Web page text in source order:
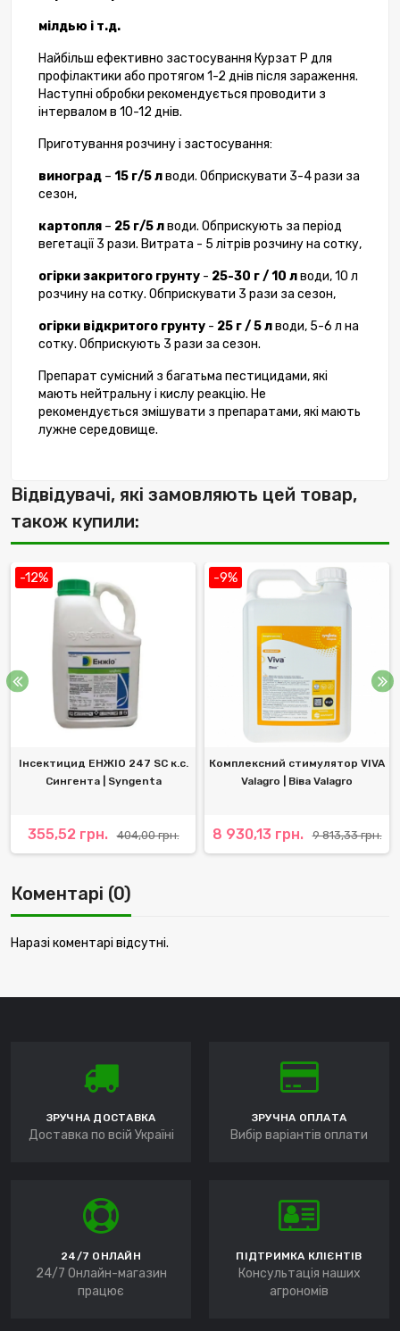
мілдью і т.д.
Найбільш ефективно застосування Курзат Р для
профілактики або протягом 1-2 днів після зараження.
Наступні обробки рекомендується проводити з
інтервалом в 10-12 днів.
Приготування розчину і застосування:
виноград – 15 г/5 лводи. Обприскувати 3-4 рази за
сезон,
картопля – 25 г/5 лводи. Обприскують за період
вегетації 3 рази. Витрата - 5 літрів розчину на сотку,
огірки закритого грунту - 25-30 г / 10 лводи, 10 л
розчину на сотку. Обприскувати 3 рази за сезон,
огірки відкритого грунту - 25 г / 5 лводи, 5-6 л на
сотку. Обприскують 3 рази за сезон.
Препарат сумісний з багатьма пестицидами, які
мають нейтральну і кислу реакцію. Не
рекомендується змішувати з препаратами, які мають
лужне середовище.
Відвідувачі, які замовляють цей товар,
також купили:
-12%
Інсектицид ЕНЖІО 247 SC к.с.
Сингента | Syngenta
355,52 грн. 404,00 грн.
-9%
Комплексний стимулятор VIVA
Valagro | Віва Valagro
8 930,13 грн. 9 813,33 грн.
Коментарі (0)
Наразі коментарі відсутні.
ЗРУЧНА ДОСТАВКА
Доставка по всій Україні
ЗРУЧНА ОПЛАТА
Вибір варіантів оплати
24/7 ОНЛАЙН
24/7 Онлайн-магазин
працює
ПІДТРИМКА КЛІЄНТІВ
Консультація наших
агрономів